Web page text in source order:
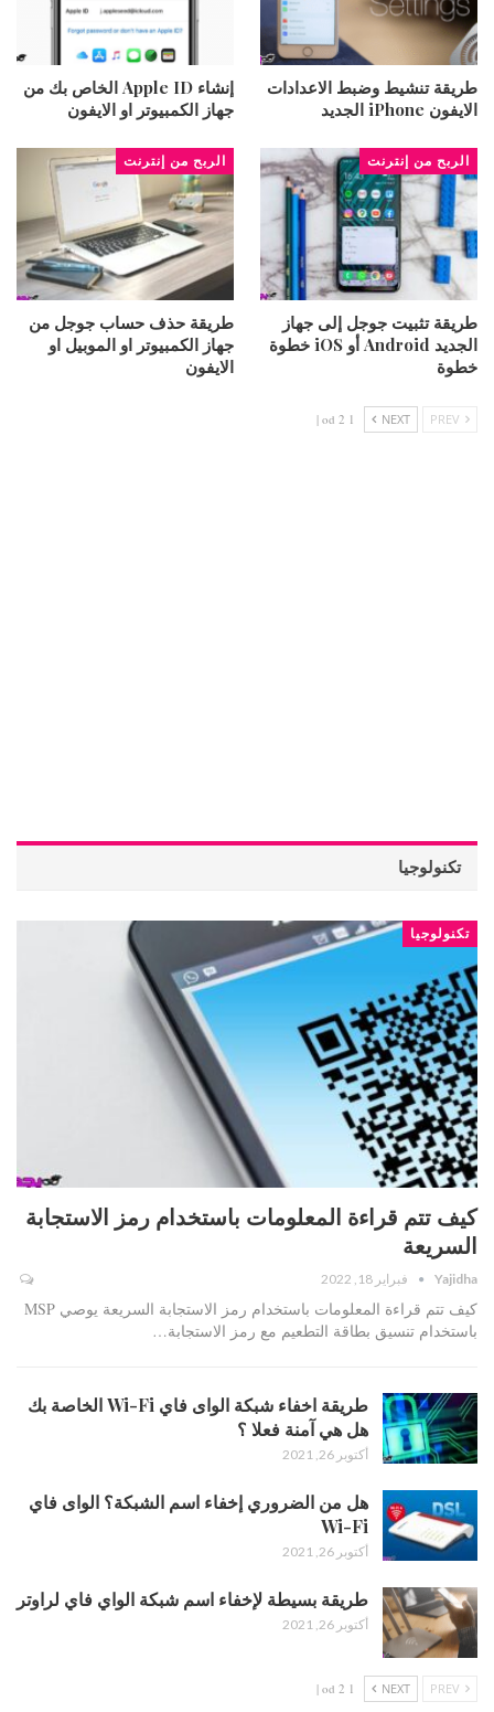
طريقة تنشيط وضبط الاعدادات
الايفون iPhone الجديد
إنشاء Apple ID الخاص بك من
جهاز الكمبيوتر او الايفون
الربح من إنترنت
طريقة تثبيت جوجل إلى جهاز
الجديد Android أو iOS خطوة
خطوة
الربح من إنترنت
طريقة حذف حساب جوجل من
جهاز الكمبيوتر او الموبيل او
الايفون
NEXT
1 od 2 |
تكنولوجيا
تكنولوجيا
كيف تتم قراءة المعلومات باستخدام رمز الاستجابة
السريعة
Yajidha فبراير 18, 2022
كيف تتم قراءة المعلومات باستخدام رمز الاستجابة السريعة يوصي MSP
باستخدام تنسيق بطاقة التطعيم مع رمز الاستجابة…
طريقة اخفاء شبكة الواى فاي Wi-Fi الخاصة بك
هل هي آمنة فعلا ؟
أكتوبر 26, 2021
هل من الضروري إخفاء اسم الشبكة؟ الواى فاي
Wi-Fi
أكتوبر 26, 2021
طريقة بسيطة لإخفاء اسم شبكة الواي فاي لراوتر
أكتوبر 26, 2021
NEXT
1 od 2 |